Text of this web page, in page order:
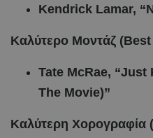
Kendrick Lamar,
Καλύτερο Μοντάζ
Tate McRae, “Just
The Movie)”
Καλύτερη Χορογραφία